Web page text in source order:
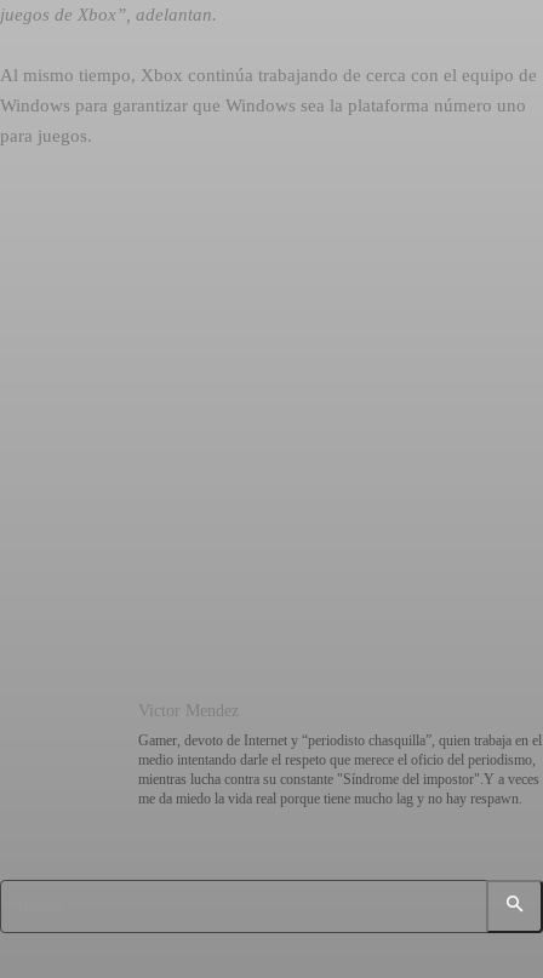
juegos de Xbox”, adelantan.
Al mismo tiempo, Xbox continúa trabajando de cerca con el equipo de
Windows para garantizar que Windows sea la plataforma número uno
para juegos.
Victor Mendez
Gamer, devoto de Internet y “periodisto chasquilla”, quien trabaja en el
medio intentando darle el respeto que merece el oficio del periodismo,
mientras lucha contra su constante "Síndrome del impostor".Y a veces
me da miedo la vida real porque tiene mucho lag y no hay respawn.